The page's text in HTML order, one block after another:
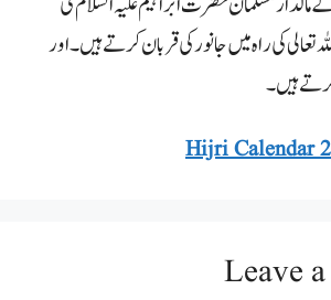
تعالی کی راہ میں جانور کی قربان کرتے ہیں۔ اور
کرتے ہیں۔
Hijri Calendar
Leave